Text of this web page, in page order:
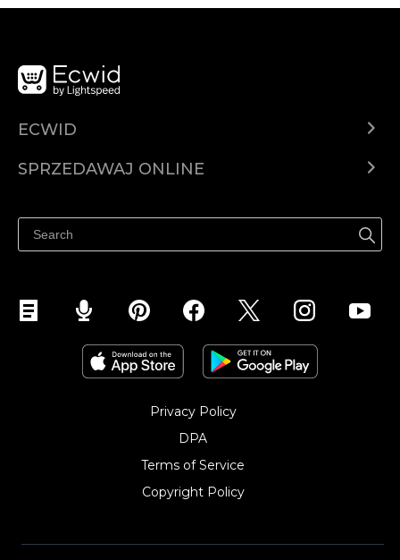
ECWID
Cena
SPRZEDAWAJ ONLINE
Sprzedawaj na Facebooku
Sprzedawaj na Instagramie
Privacy Policy
DPA
Terms of Service
Copyright Policy‎